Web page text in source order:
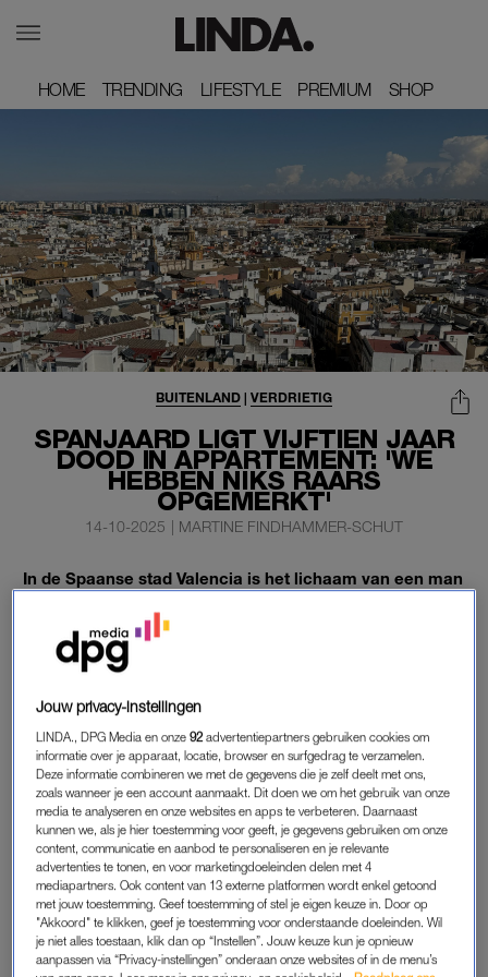
HOME
HOME TRENDING
TRENDING LIFESTYLE
LIFESTYLE PREMIUM
PREMIUM SHOP
SHOP
SPANJAARD LIGT VIJFTIEN JAAR
DOOD IN APPARTEMENT: 'WE
HEBBEN NIKS RAARS
OPGEMERKT'
BUITENLAND | VERDRIETIG
14-10-2025 | MARTINE FINDHAMMER-SCHUT
In de Spaanse stad Valencia is het lichaam van een man
appartement lag. Het lichaam werd door de brandweer
en de politie bij toeval ontdekt.
Ze waren daar om de gevolgen van de overstromingen, waar
de stad afgelopen weekend door geteisterd werd, op te
ruimen.
MAN LIGT DOOD IN APPARTEMENT
SPANJE
Geen enkele buurman of buurvrouw had zijn dood opgemerkt.
De man is op 70-jarige leeftijd overleden. De politie denkt dat
hij is gestorven aan een natuurlijke dood, maar de autopsie zal
meer informatie moeten opleveren.
Jouw privacy-instellingen
LINDA., DPG Media en onze92 advertentiepartners gebruiken cookies om
informatie over je apparaat, locatie, browser en surfgedrag te verzamelen.
Deze informatie combineren we met de gegevens die je zelf deelt met ons,
zoals wanneer je een account aanmaakt. Dit doen we om het gebruik van onze
media te analyseren en onze websites en apps te verbeteren. Daarnaast
kunnen we, als je hier toestemming voor geeft, je gegevens gebruiken om onze
content, communicatie en aanbod te personaliseren en je relevante
advertenties te tonen, en voor marketingdoeleinden delen met 4
mediapartners. Ook content van 13 externe platformen wordt enkel getoond
met jouw toestemming. Geef toestemming of stel je eigen keuze in. Door op
"Akkoord" te klikken, geef je toestemming voor onderstaande doeleinden. Wil
je niet alles toestaan, klik dan op “Instellen”. Jouw keuze kun je opnieuw
aanpassen via “Privacy-instellingen” onderaan onze websites of in de menu’s